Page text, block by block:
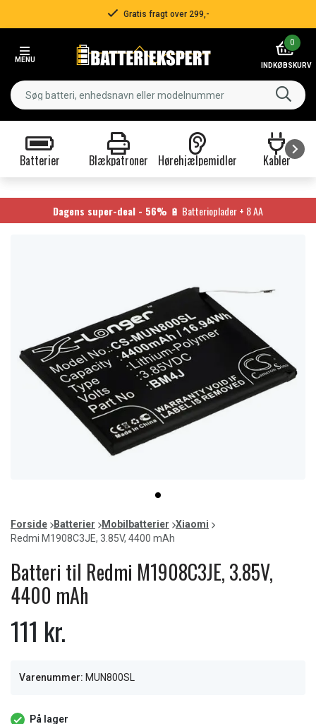
Gratis fragt over 299,-
MENU
0
INDKØBSKURV
Batterier Blækpatroner Hørehjælpemidler Kabler
9
Dagens super-deal - 56% 🔋 Batterioplader + 8 AA
item
0
of
1
Forside Batterier Mobilbatterier
Xiaomi
Redmi M1908C3JE, 3.85V, 4400 mAh
Batteri til Redmi M1908C3JE, 3.85V,
4400 mAh
111 kr.
Varenummer: MUN800SL
På lager